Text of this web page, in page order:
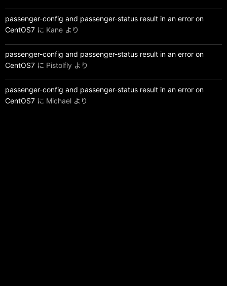
passenger-config and passenger-status result in an error on
CentOS7 に Kane より
passenger-config and passenger-status result in an error on
CentOS7 に Pistolfly より
passenger-config and passenger-status result in an error on
CentOS7 に Michael より